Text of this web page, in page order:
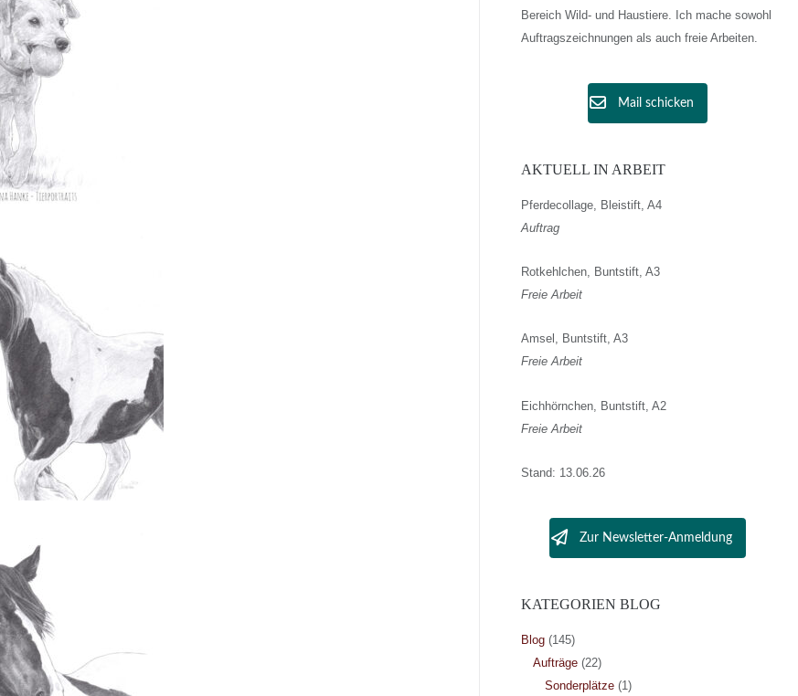
Bereich Wild- und Haustiere. Ich mache sowohl
Auftragszeichnungen als auch freie Arbeiten.
Mail schicken
AKTUELL IN ARBEIT
Pferdecollage, Bleistift, A4
Auftrag
Rotkehlchen, Buntstift, A3
Freie Arbeit
Amsel, Buntstift, A3
Freie Arbeit
Eichhörnchen, Buntstift, A2
Freie Arbeit
Stand: 13.06.26
Zur Newsletter-Anmeldung
KATEGORIEN BLOG
Blog(145)
Aufträge(22)
Sonderplätze(1)